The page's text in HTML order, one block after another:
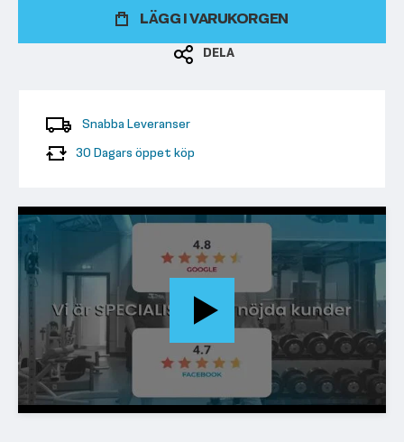
LÄGG I VARUKORGEN
DELA
Snabba Leveranser
30 Dagars öppet köp